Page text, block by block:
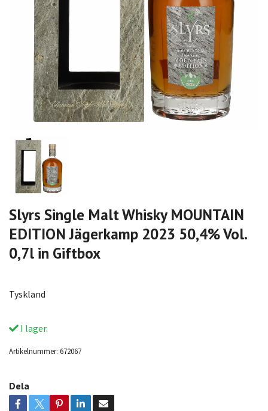
Slyrs Single Malt Whisky MOUNTAIN
EDITION Jägerkamp 2023 50,4% Vol.
0,7l in Giftbox
Tyskland
I lager.
Artikelnummer: 672067
Dela